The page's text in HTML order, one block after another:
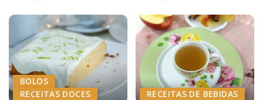
BOLOS
RECEITAS DOCES
RECEITAS DE BEBIDAS